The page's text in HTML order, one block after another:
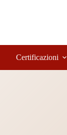
Certificazioni